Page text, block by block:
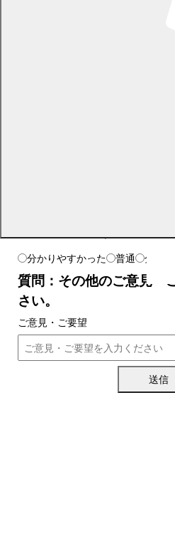
質問：ページの構成や
分かりやすかった 普通 分かり
質問：その他のご意見・
さい。
ご意見・ご要望
送信